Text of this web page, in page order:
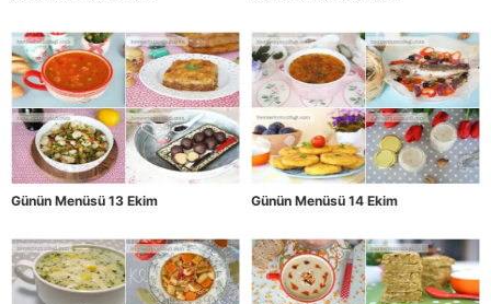
Günün Menüsü 13 Ekim Günün Menüsü 14 Ekim